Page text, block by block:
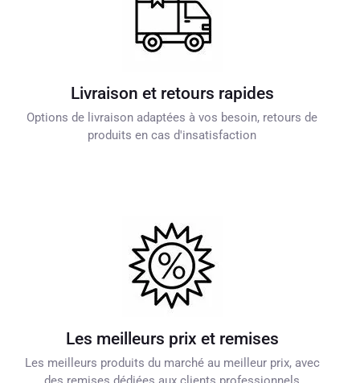
Livraison et retours rapides
Options de livraison adaptées à vos besoin, retours de
produits en cas d'insatisfaction
Les meilleurs prix et remises
Les meilleurs produits du marché au meilleur prix, avec